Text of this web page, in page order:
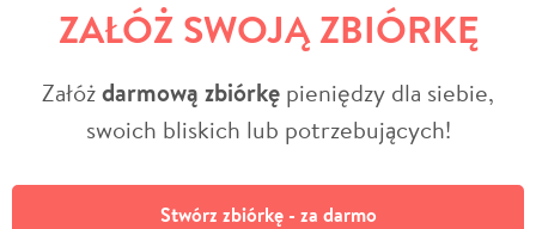
ZAŁÓŻ SWOJĄ ZBIÓRKĘ
Załóżdarmową zbiórkę pieniędzy dla siebie,
swoich bliskich lub potrzebujących!
Stwórz zbiórkę - za darmo